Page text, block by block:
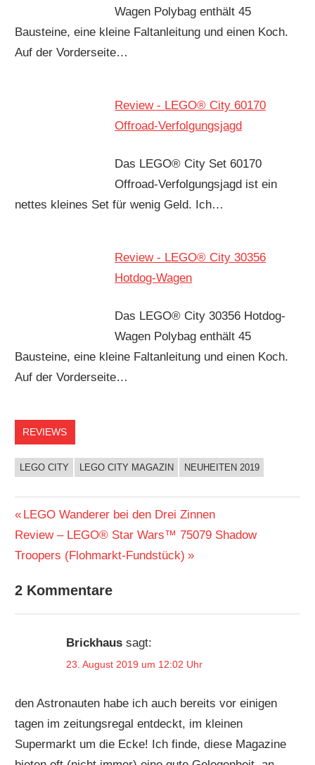
Wagen Polybag enthält 45
Bausteine, eine kleine Faltanleitung und einen Koch.
Auf der Vorderseite…
Review - LEGO® City 60170
Offroad-Verfolgungsjagd
Das LEGO® City Set 60170
Offroad-Verfolgungsjagd ist ein
nettes kleines Set für wenig Geld. Ich…
Review - LEGO® City 30356
Hotdog-Wagen
Das LEGO® City 30356 Hotdog-
Wagen Polybag enthält 45
Bausteine, eine kleine Faltanleitung und einen Koch.
Auf der Vorderseite…
REVIEWS
LEGO CITY LEGO CITY MAGAZIN NEUHEITEN 2019
Beitragsnavigation
Vorheriger
Beitrag:
LEGO Wanderer bei den Drei Zinnen
Nächster
Beitrag:
Review – LEGO® Star Wars™ 75079 Shadow
Troopers (Flohmarkt-Fundstück)
2 Kommentare
Brickhaus sagt:
23. August 2019 um 12:02 Uhr
den Astronauten habe ich auch bereits vor einigen
tagen im zeitungsregal entdeckt, im kleinen
Supermarkt um die Ecke! Ich finde, diese Magazine